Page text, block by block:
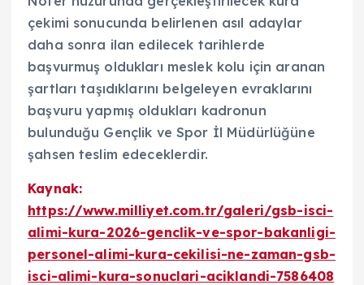
çekimi sonucunda belirlenen asıl adaylar
daha sonra ilan edilecek tarihlerde
başvurmuş oldukları meslek kolu için aranan
şartları taşıdıklarını belgeleyen evraklarını
başvuru yapmış oldukları kadronun
bulunduğu Gençlik ve Spor İl Müdürlüğüne
şahsen teslim edeceklerdir.
Kaynak:
https://www.milliyet.com.tr/galeri/gsb-isci-
alimi-kura-2026-genclik-ve-spor-bakanligi-
personel-alimi-kura-cekilisi-ne-zaman-gsb-
isci-alimi-kura-sonuclari-aciklandi-7586408